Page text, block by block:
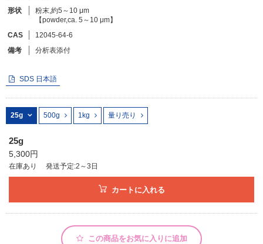
化学式で検索
和名・英名で検索
CAS番号で検索
カテゴリで検索する
商品分類
化合物
化学教材・オリジナルグッズ
形状
粉末,約5～10 μm
【powder,ca. 5～10 μm】
CAS
12045-64-6
備考
分析表添付
SDS 日本語
25g 500g 1kg 量り売り
25g
5,300円
在庫あり 発送予定:2～3日
カートに入れる
この商品をお気に入りに追加